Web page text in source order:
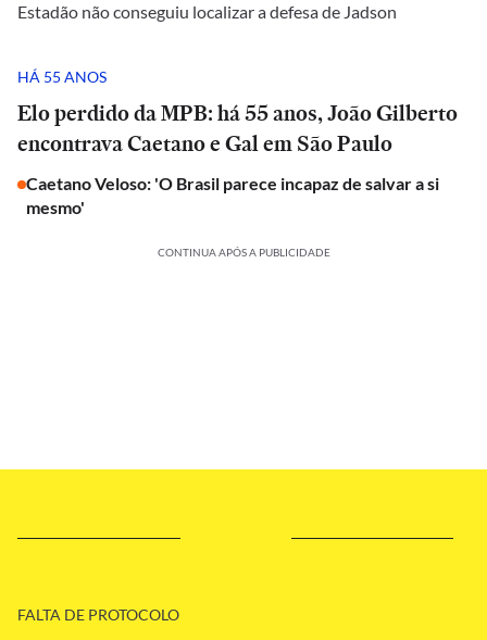
Estadão não conseguiu localizar a defesa de Jadson
HÁ 55 ANOS
Elo perdido da MPB: há 55 anos, João Gilberto
encontrava Caetano e Gal em São Paulo
Caetano Veloso: 'O Brasil parece incapaz de salvar a si
mesmo'
CONTINUA APÓS A PUBLICIDADE
FALTA DE PROTOCOLO